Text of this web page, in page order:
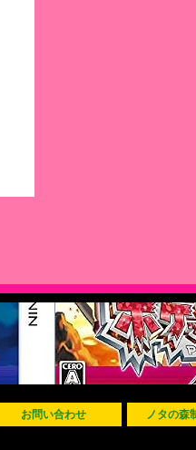
お問い合わせ ノタの森